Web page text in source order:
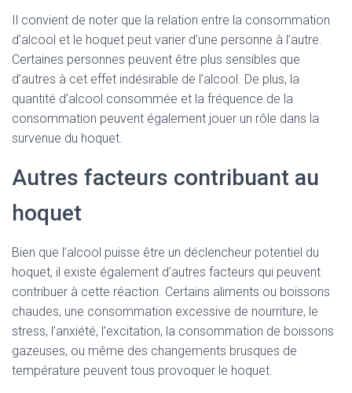
Il convient de noter que la relation entre la consommation
d’alcool et le hoquet peut varier d’une personne à l’autre.
Certaines personnes peuvent être plus sensibles que
d’autres à cet effet indésirable de l’alcool. De plus, la
quantité d’alcool consommée et la fréquence de la
consommation peuvent également jouer un rôle dans la
survenue du hoquet.
Autres facteurs contribuant au
hoquet
Bien que l’alcool puisse être un déclencheur potentiel du
hoquet, il existe également d’autres facteurs qui peuvent
contribuer à cette réaction. Certains aliments ou boissons
chaudes, une consommation excessive de nourriture, le
stress, l’anxiété, l’excitation, la consommation de boissons
gazeuses, ou même des changements brusques de
température peuvent tous provoquer le hoquet.